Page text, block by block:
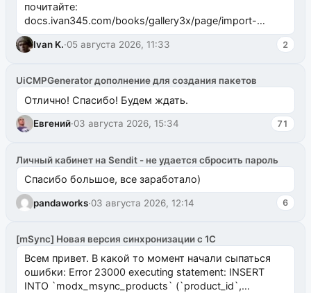
почитайте:
docs.ivan345.com/books/gallery3x/page/import-
ms2galleryphp
Ivan K.·05 августа 2026, 11:33 2
UiCMPGenerator дополнение для создания пакетов
Отлично! Спасибо! Будем ждать.
Евгений·03 августа 2026, 15:34 71
Личный кабинет на Sendit - не удается сбросить пароль
Спасибо большое, все заработало)
pandaworks·03 августа 2026, 12:14 6
[mSync] Новая версия синхронизации с 1С
Всем привет. В какой то момент начали сыпаться
ошибки: Error 23000 executing statement: INSERT
INTO `modx_msync_products` (`product_id`,